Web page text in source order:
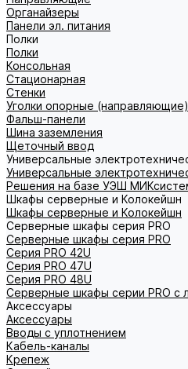
Органайзеры
Панели эл. питания
Полки
Полки
Консольная
Стационарная
Стенки
Уголки опорные
Фальш-панели
Шина заземления
Щеточный ввод
Универсальные
Универсальные
Решения на базе УЭШ
Шкафы серверные и Колокейшн
Шкафы серверные и Колокейшн
Серверные шкафы серия PRO
Серверные шкафы серия PRO
Серия PRO 42U
Серия PRO 47U
Серия PRO 48U
Серверные шкафы серии PRO с
Аксессуары
Аксессуары
Вводы с уплотнением
Кабель-каналы
Крепеж